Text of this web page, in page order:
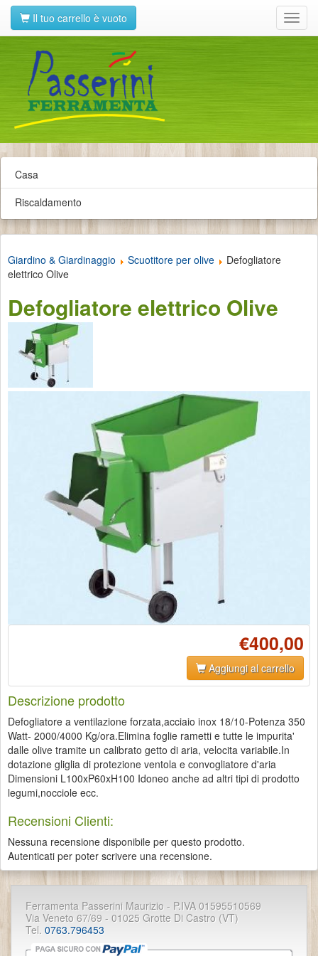
Il tuo carrello è vuoto
Casa
Riscaldamento
Giardino & Giardinaggio Scuotitore per olive
Defogliatore
elettrico Olive
Defogliatore elettrico Olive
€400,00
Aggiungi al carrello
Descrizione prodotto
Defogliatore a ventilazione forzata,acciaio inox 18/10-Potenza 350
Watt- 2000/4000 Kg/ora.Elimina foglie rametti e tutte le impurita'
dalle olive tramite un calibrato getto di aria, velocita variabile.In
dotazione gliglia di protezione ventola e convogliatore d'aria
Dimensioni L100xP60xH100 Idoneo anche ad altri tipi di prodotto
legumi,nocciole ecc.
Recensioni Clienti:
Nessuna recensione disponibile per questo prodotto.
Autenticati per poter scrivere una recensione.
Ferramenta Passerini Maurizio - P.IVA 01595510569
Via Veneto 67/69 - 01025 Grotte Di Castro (VT)
Tel. 0763.796453